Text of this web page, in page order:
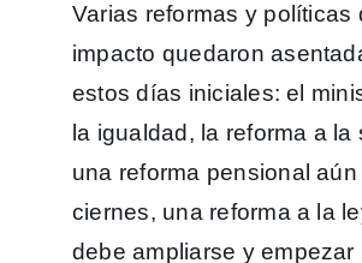
Varias reformas y políticas
impacto quedaron
estos días iniciales: el
la igualdad, la reforma a la
una reforma pensional aún
ciernes, una reforma a la
debe ampliarse y empezar